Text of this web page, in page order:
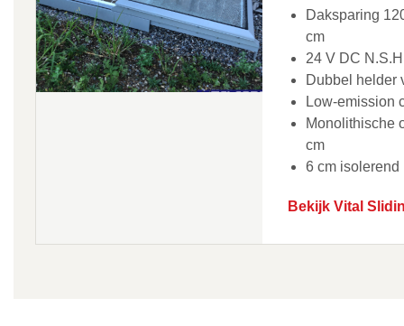
Daksparing
cm
24 V DC
Dubbel helder
Low-emission
Monolithische
cm
6 cm
Bekijk Vital